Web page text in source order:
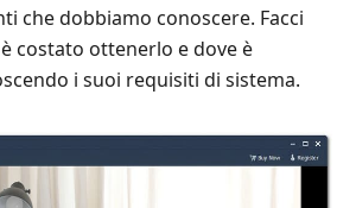
che dobbiamo conoscere. Facci
costato ottenerlo e dove è
i suoi requisiti di sistema.